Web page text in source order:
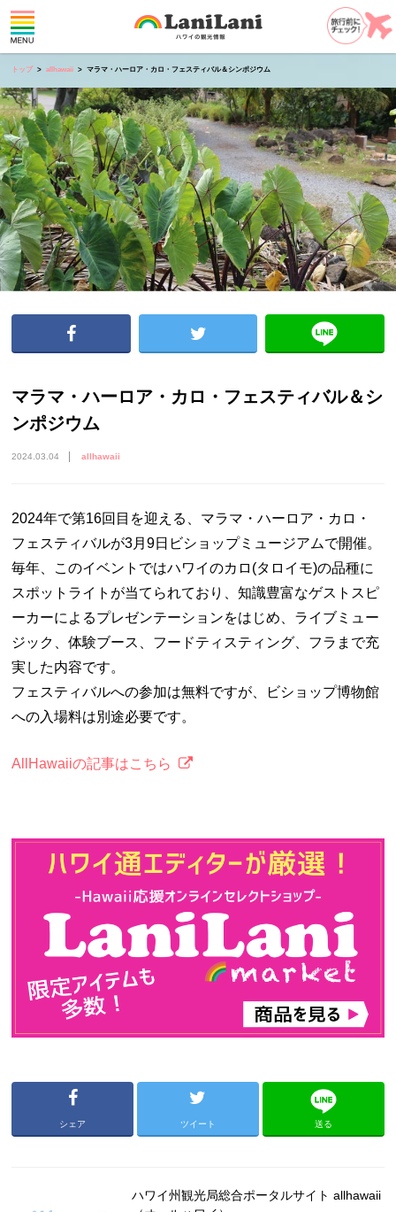
トップ allhawaii マラマ・ハーロア・カロ・フェスティバル＆シンポジウム
マラマ・ハーロア・カロ・フェスティバル＆シ
ンポジウム
2024.03.04 allhawaii
2024年で第16回目を迎える、マラマ・ハーロア・カロ・
フェスティバルが3月9日ビショップミュージアムで開催。
毎年、このイベントではハワイのカロ(タロイモ)の品種に
スポットライトが当てられており、知識豊富なゲストスピ
ーカーによるプレゼンテーションをはじめ、ライブミュー
ジック、体験ブース、フードティスティング、フラまで充
実した内容です。
フェスティバルへの参加は無料ですが、ビショップ博物館
への入場料は別途必要です。
AllHawaiiの記事はこちら
シェア ツイート 送る
ハワイ州観光局総合ポータルサイト allhawaii